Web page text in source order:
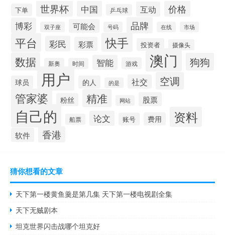
下单 世界杯 中国 乒乓球 互动 价格
博彩 双子座 可能会 号码 品牌 在线 市场
平台 彩民 彩票 快手 投资者 摄像头
数据 新奥 时间 智能 游戏 澳门 狗狗
球员 用户 的人 的是 社交 空调
管家婆 粉丝 精准 网站 股票
自己的 船票 论文 账号 费用 资料
软件 香港
猜你想看的文章
天下第一楼黄鱼羹是第几集 天下第一楼电视剧全集
天下无贼剧本
坦克世界闪击战哪个坦克好